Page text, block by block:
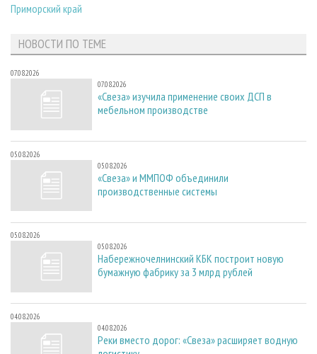
Приморский край
НОВОСТИ ПО ТЕМЕ
07.08.2026
07.08.2026
«Свеза» изучила применение своих ДСП в
мебельном производстве
05.08.2026
05.08.2026
«Свеза» и ММПОФ объединили
производственные системы
05.08.2026
05.08.2026
Набережночелнинский КБК построит новую
бумажную фабрику за 3 млрд рублей
04.08.2026
04.08.2026
Реки вместо дорог: «Свеза» расширяет водную